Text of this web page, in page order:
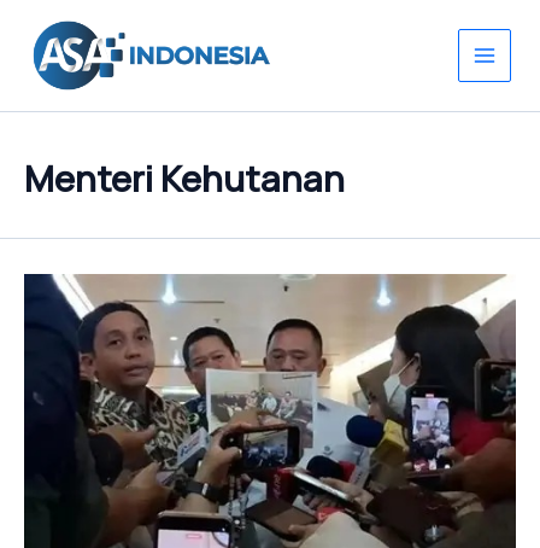
konten
Menteri Kehutanan